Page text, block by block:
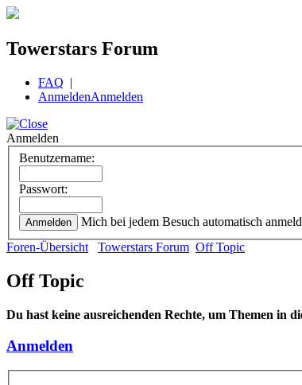
Towerstars Forum
FAQ |
AnmeldenAnmelden
Anmelden
Benutzername:
Passwort:
Mich bei jedem Besuch automatisch
Foren-Übersicht
Towerstars Forum Off Topic
Off Topic
Du hast keine ausreichenden Rechte, um Themen in
Anmelden